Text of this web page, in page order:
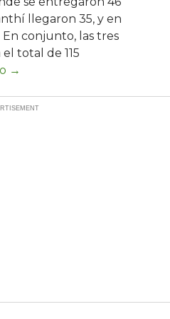
llegaron 35, y en
En conjunto, las tres
total de 115